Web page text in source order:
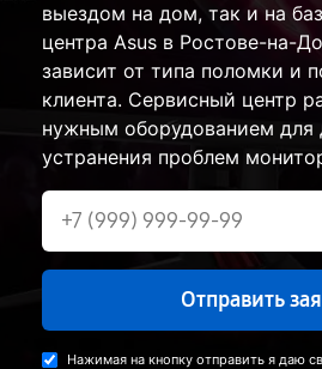
выездом на дом, так и на
центра Asus в Ростове-на-
зависит от типа поломки и
клиента. Сервисный центр
нужным оборудованием для
устранения проблем
Отправить
Нажимая на кнопку отправить я даю